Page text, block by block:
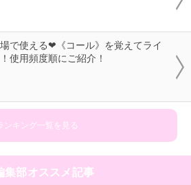
で使える❤《コール》を覚えてライ
使用頻度順にご紹介！
ランキング一覧を見る
集部オススメ記事